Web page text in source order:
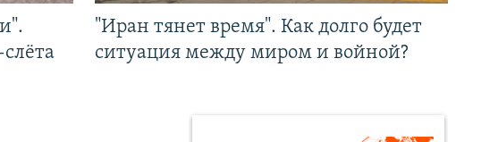
"Иран тянет время". Как долго будет
ситуация между миром и войной?